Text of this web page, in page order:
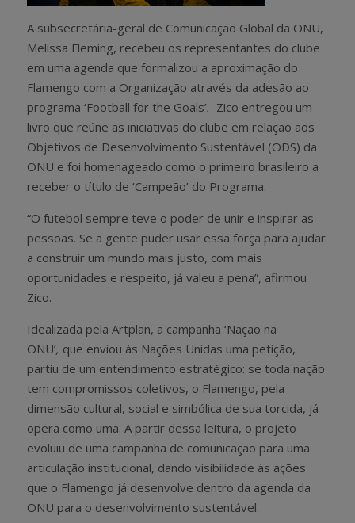
A subsecretária-geral de Comunicação Global da ONU,
Melissa Fleming, recebeu os representantes do clube
em uma agenda que formalizou a aproximação do
Flamengo com a Organização através da adesão ao
programa ‘Football for the Goals’. Zico entregou um
livro que reúne as iniciativas do clube em relação aos
Objetivos de Desenvolvimento Sustentável (ODS) da
ONU e foi homenageado como o primeiro brasileiro a
receber o título de ‘Campeão’ do Programa.
“O futebol sempre teve o poder de unir e inspirar as
pessoas. Se a gente puder usar essa força para ajudar
a construir um mundo mais justo, com mais
oportunidades e respeito, já valeu a pena”, afirmou
Zico.
Idealizada pela Artplan, a campanha ‘Nação na
ONU’, que enviou às Nações Unidas uma petição,
partiu de um entendimento estratégico: se toda nação
tem compromissos coletivos, o Flamengo, pela
dimensão cultural, social e simbólica de sua torcida, já
opera como uma. A partir dessa leitura, o projeto
evoluiu de uma campanha de comunicação para uma
articulação institucional, dando visibilidade às ações
que o Flamengo já desenvolve dentro da agenda da
ONU para o desenvolvimento sustentável.